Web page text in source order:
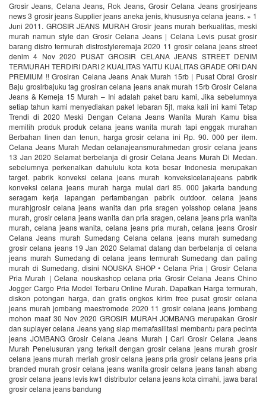
Grosir Jeans, Celana Jeans, Rok Jeans, Grosir Celana Jeans grosirjeans
news 3 grosir jeans Supplier jeans aneka jenis, khususnya celana jeans. » 1
Juni 2011. GROSIR JEANS MURAH Grosir jeans murah berkualitas, meski
murah namun style dan Grosir Celana Jeans | Celana Levis pusat grosir
barang distro termurah distrostyleremaja 2020 11 grosir celana jeans street
denim 4 Nov 2020 PUSAT GROSIR CELANA JEANS STREET DENIM
TERMURAH TERDIRI DARI 2 KUALITAS YAITU KUALITAS GRADE ORI DAN
PREMIUM !! Grosiran Celana Jeans Anak Murah 15rb | Pusat Obral Grosir
Baju grosirbajuku tag grosiran celana jeans anak murah 15rb Grosir Celana
Jeans & Kemeja 15 Murah – Ini adalah paket baru kami, Jika sebelumnya
setiap tahun kami menyediakan paket lebaran 5jt, maka kali ini kami Tetap
Trendi di 2020 Meski Dengan Celana Jeans Wanita Murah Kamu bisa
memilih produk produk celana jeans wanita murah tapi enggak murahan
Berbahan linen dan tenun, harga grosir celana ini Rp. 90. 000 per item.
Celana Jeans Murah Medan celanajeansmurahmedan grosir celana jeans
13 Jan 2020 Selamat berbelanja di grosir Celana Jeans Murah Di Medan.
sebelumnya perkenalkan dahululu kota kota besar Indonesia merupakan
target. pabrik konveksi celana jeans murah konveksicelanajeans pabrik
konveksi celana jeans murah harga mulai dari 85. 000 jakarta bandung
seragam kerja lapangan pertambangan pabrik outdoor. celana jeans
murah|grosir celana jeans wanita dan pria sragen yoisshop celana jeans
murah, grosir celana jeans wanita dan pria sragen, celana jeans pria wanita
murah, celana jeans wanita, celana jeans pria murah, celana jeans Grosir
Celana Jeans murah Sumedang Celana celana jeans murah sumedang
grosir celana jeans 19 Jan 2020 Selamat datang dan berbelanja di celana
jeans murah Sumedang di celana jeans termurah Sumedang dan paling
murah di Sumedang, disini NOUSKA SHOP • Celana Pria | Grosir Celana
Pria Murah | Celana nouskashop celana pria Grosir Celana Jeans Chino
Jogger Cargo Pria Model Terbaru Online Murah. Dapatkan Harga termurah,
diskon potongan harga, dan gratis ongkos kirim free pusat grosir celana
jeans murah jombang maestromode 2020 11 grosir celana jeans jombang
mohon maaf 30 Nov 2020 GROSIR MURAH JOMBANG merupakan Grosir
dan suplayer celana Jeans yang siap memafasilitasi membantu para pecinta
jeans JOMBANG Grosir Celana Jeans Murah | Cari Grosir Celana Jeans
Murah‎ Penelusuran yang terkait dengan grosir celana jeans murah grosir
celana jeans murah meriah grosir celana jeans pria grosir celana jeans pria
branded murah grosir celana jeans wanita grosir celana jeans tanah abang
grosir celana jeans levis kw1 distributor celana jeans kota cimahi, jawa barat
grosir celana jeans bandung